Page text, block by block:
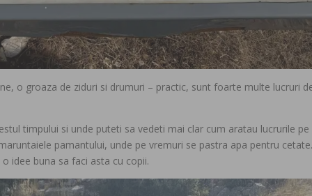
o groaza de ziduri si drumuri – practic, sunt foarte multe lucruri
timpului si unde puteti sa vedeti mai clar cum aratau lucrurile pe
pamantului, unde pe vremuri se pastra apa pentru
idee buna sa faci asta cu copii.